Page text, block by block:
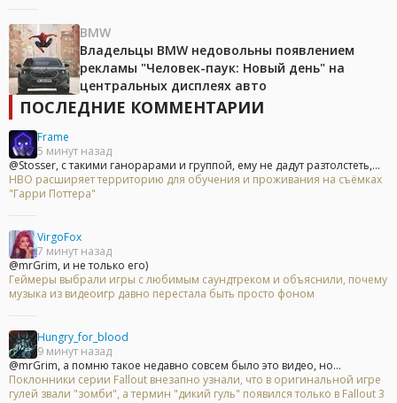
BMW
Владельцы BMW недовольны появлением
рекламы "Человек-паук: Новый день" на
центральных дисплеях авто
ПОСЛЕДНИЕ КОММЕНТАРИИ
Frame
5 минут назад
@Stosser, с такими ганорарами и группой, ему не дадут разтолстеть,...
HBO расширяет территорию для обучения и проживания на съёмках
"Гарри Поттера"
VirgoFox
7 минут назад
@mrGrim, и не только его)
Геймеры выбрали игры с любимым саундтреком и объяснили, почему
музыка из видеоигр давно перестала быть просто фоном
Hungry_for_blood
9 минут назад
@mrGrim, а помню такое недавно совсем было это видео, но...
Поклонники серии Fallout внезапно узнали, что в оригинальной игре
гулей звали "зомби", а термин "дикий гуль" появился только в Fallout 3